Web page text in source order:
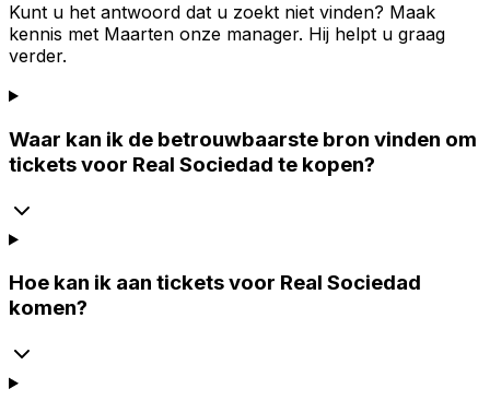
Kunt u het antwoord dat u zoekt niet vinden? Maak
kennis met Maarten onze manager. Hij helpt u graag
verder.
Waar kan ik de betrouwbaarste bron vinden om
tickets voor Real Sociedad te kopen?
Hoe kan ik aan tickets voor Real Sociedad
komen?